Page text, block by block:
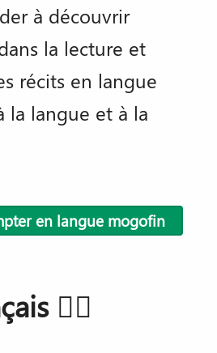
à découvrir
la lecture et
récits en langue
la langue et à la
en langue mogofin
👇🏿